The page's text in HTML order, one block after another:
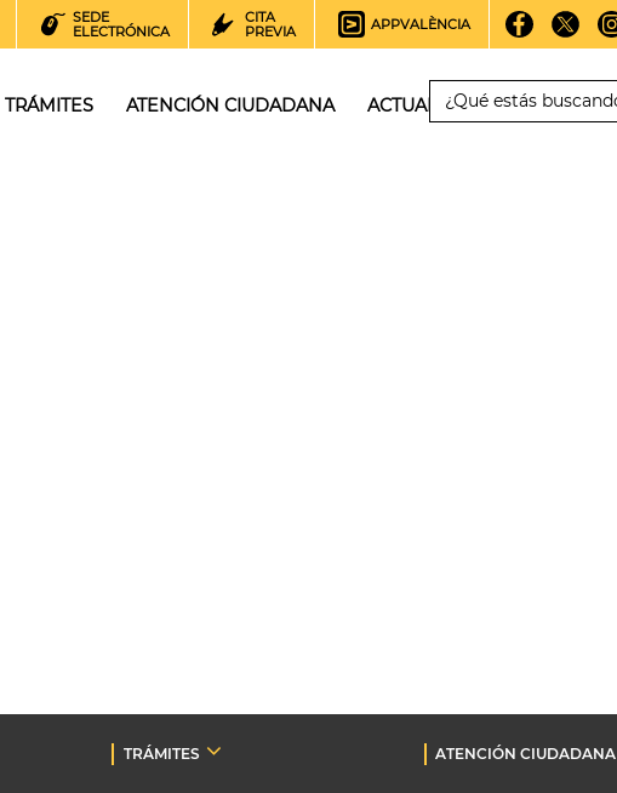
SEDE
ELECTRÓNICA
CITA
PREVIA
APPVALÈNCIA
TRÁMITES ATENCIÓN CIUDADANA ACTUALIDAD
TRÁMITES
ATENCIÓN CIUDADANA